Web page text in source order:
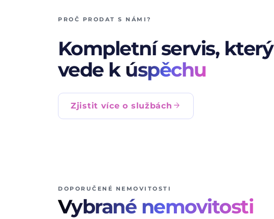
PROČ PRODAT S NÁMI?
Kompletní servis, který
vede k úspěchu
Zjistit více o službách arrow_forward
DOPORUČENÉ NEMOVITOSTI
Vybrané nemovitosti